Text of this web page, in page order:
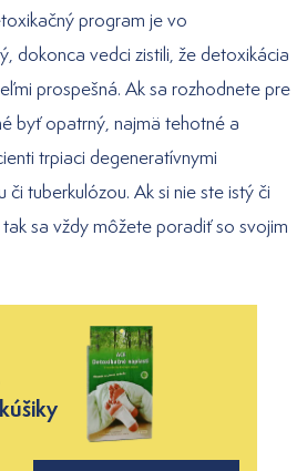
program je vo
dokonca vedci zistili, že detoxikácia
prospešná. Ak sa rozhodnete pre
byť opatrný, najmä tehotné a
trpiaci degeneratívnymi
tuberkulózou. Ak si nie ste istý či
sa vždy môžete poradiť so svojim